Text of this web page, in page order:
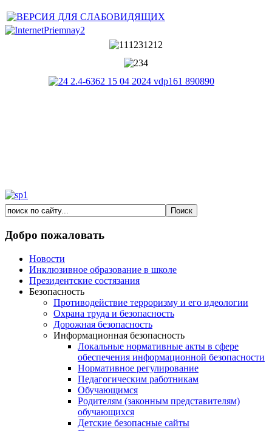
Добро пожаловать
Новости
Инклюзивное образование в школе
Президентские состязания
Безопасность
Противодействие терроризму и его идеологии
Охрана труда и безопасность
Дорожная безопасность
Информационная безопасность
Локальные нормативные акты в сфере
обеспечения информационной безопасности
Нормативное регулирование
Педагогическим работникам
Обучающимся
Родителям (законным представителям)
обучающихся
Детские безопасные сайты